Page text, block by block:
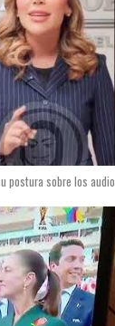
postura sobre los